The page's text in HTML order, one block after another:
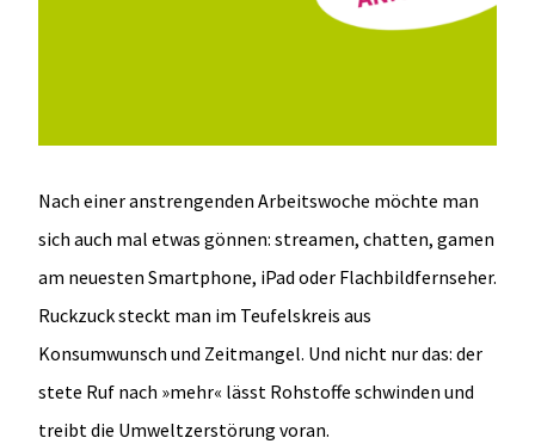
Nach einer anstrengenden Arbeitswoche möchte man
sich auch mal etwas gönnen: streamen, chatten, gamen
am neuesten Smartphone, iPad oder Flachbildfernseher.
Ruckzuck steckt man im Teufelskreis aus
Konsumwunsch und Zeitmangel. Und nicht nur das: der
stete Ruf nach »mehr« lässt Rohstoffe schwinden und
treibt die Umweltzerstörung voran.